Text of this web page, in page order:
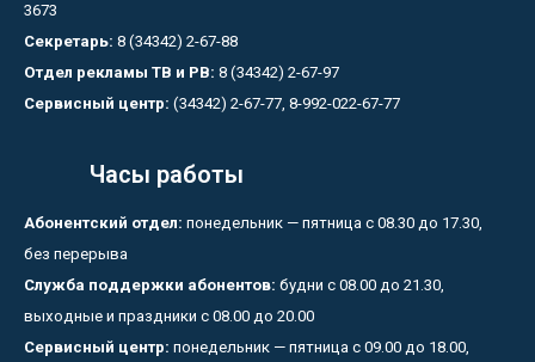
3673
Секретарь: 8 (34342) 2-67-88
Отдел рекламы ТВ и РВ: 8 (34342) 2-67-97
Сервисный центр: (34342) 2-67-77, 8-992-022-67-77
Часы работы
Абонентский отдел: понедельник — пятница с 08.30 до 17.30,
без перерыва
Служба поддержки абонентов: будни с 08.00 до 21.30,
выходные и праздники с 08.00 до 20.00
Сервисный центр: понедельник — пятница с 09.00 до 18.00,